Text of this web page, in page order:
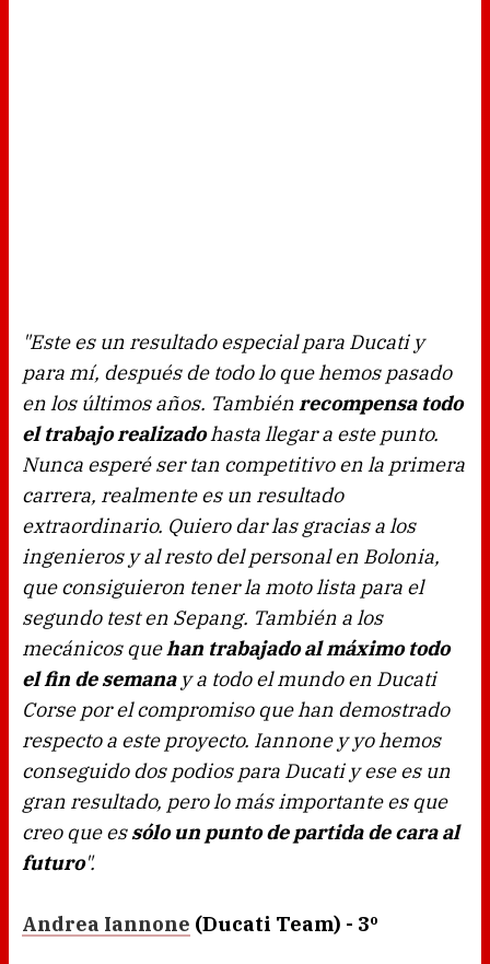
"Este es un resultado especial para Ducati y
para mí, después de todo lo que hemos pasado
en los últimos años. Tambiénrecompensa todo
el trabajo realizadohasta llegar a este punto.
Nunca esperé ser tan competitivo en la primera
carrera, realmente es un resultado
extraordinario. Quiero dar las gracias a los
ingenieros y al resto del personal en Bolonia,
que consiguieron tener la moto lista para el
segundo test en Sepang. También a los
mecánicos quehan trabajado al máximo todo
el fin de semanay a todo el mundo en Ducati
Corse por el compromiso que han demostrado
respecto a este proyecto. Iannone y yo hemos
conseguido dos podios para Ducati y ese es un
gran resultado, pero lo más importante es que
creo que essólo un punto de partida de cara al
futuro".
Andrea Iannone (Ducati Team) - 3º